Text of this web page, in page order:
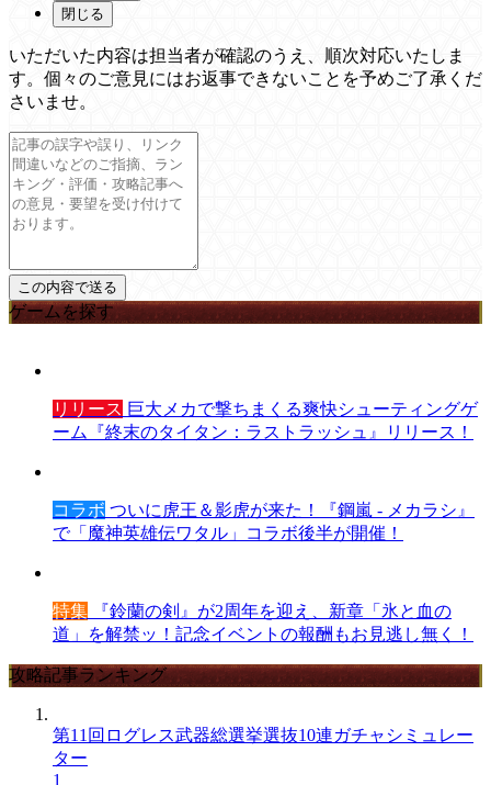
閉じる
いただいた内容は担当者が確認のうえ、順次対応いたしま
す。個々のご意見にはお返事できないことを予めご了承くだ
さいませ。
ゲームを探す
リリース 巨大メカで撃ちまくる爽快シューティングゲ
ーム『終末のタイタン：ラストラッシュ』リリース！
コラボ ついに虎王＆影虎が来た！『鋼嵐 - メカラシ』
で「魔神英雄伝ワタル」コラボ後半が開催！
特集 『鈴蘭の剣』が2周年を迎え、新章「氷と血の
道」を解禁ッ！記念イベントの報酬もお見逃し無く！
攻略記事ランキング
第11回ログレス武器総選挙選抜10連ガチャシミュレー
ター
1